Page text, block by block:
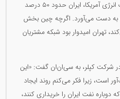
بر اساس داده‌های اداره اطلاعات انرژی آمریکا، ایران حدود ۵۰ درصد
به دست می‌آورد. اگرچه چین بخش
تهران امیدوار بود شبکه مشتریان
شرکت کپلر، به سی‌ان‌ان گفت: «این
است، زیرا فکر می‌کنم روند ایجاد
دوباره نفت ایران را خریداری کنند،